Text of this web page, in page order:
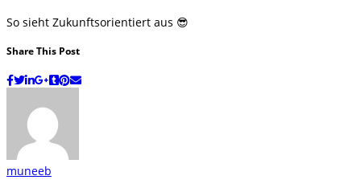
So sieht Zukunftsorientiert aus 😎
Share This Post
muneeb